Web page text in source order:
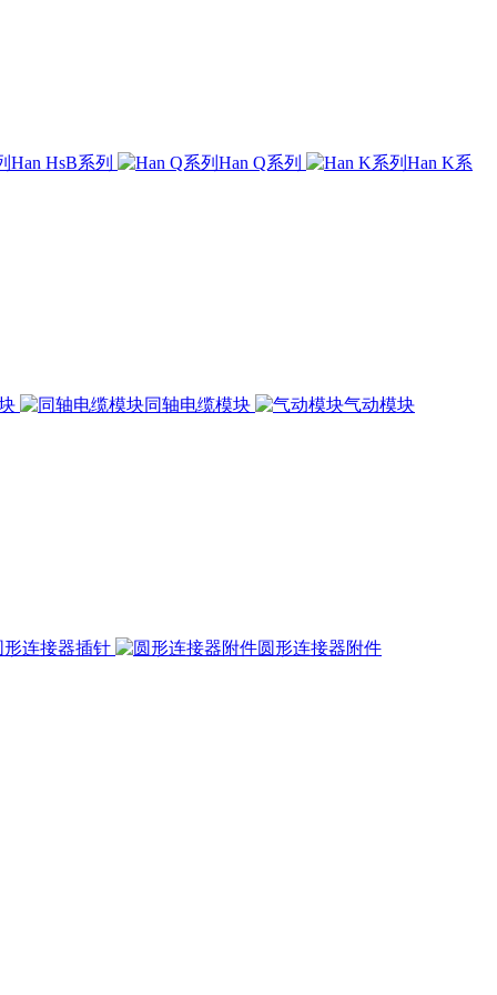
Han HsB系列 Han Q系列
Han K系
同轴电缆模块
气动模块
形连接器插针 圆形连接器附件